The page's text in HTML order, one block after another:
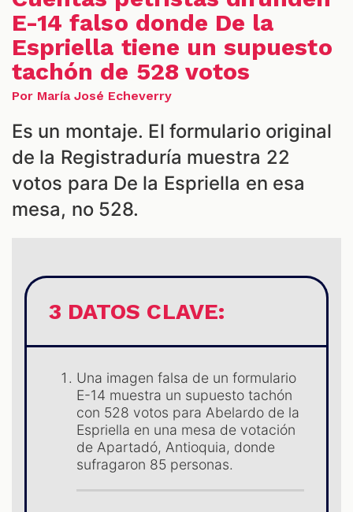
E-14 falso donde De la
Espriella tiene un supuesto
tachón de 528 votos
Por María José Echeverry
Es un montaje. El formulario original
de la Registraduría muestra 22
votos para De la Espriella en esa
mesa, no 528.
3 DATOS CLAVE:
Una imagen falsa de un formulario
E-14 muestra un supuesto tachón
con 528 votos para Abelardo de la
Espriella en una mesa de votación
de Apartadó, Antioquia, donde
sufragaron 85 personas.